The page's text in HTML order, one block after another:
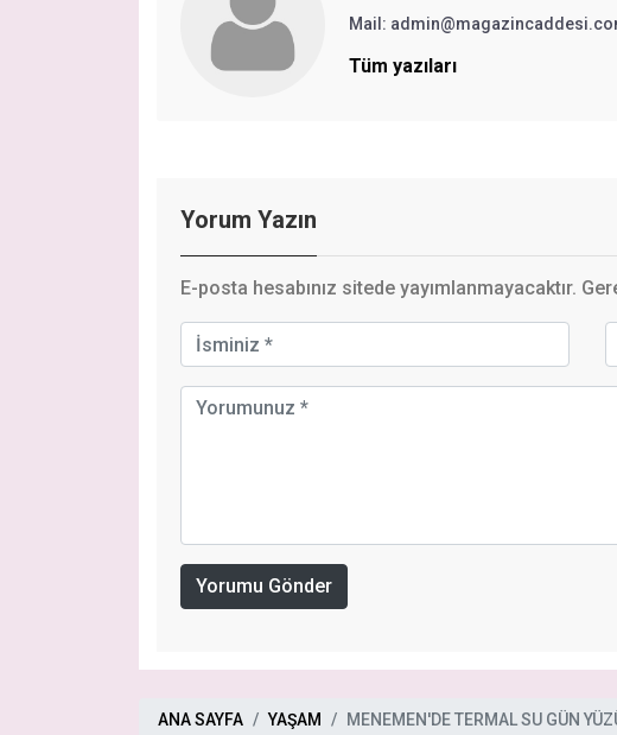
Mail:
Tüm yazıları
Yorum Yazın
E-posta hesabınız sitede yayımlanmayacaktır.
Yorumu Gönder
ANA SAYFA YAŞAM MENEMEN'DE TERMAL SU GÜN